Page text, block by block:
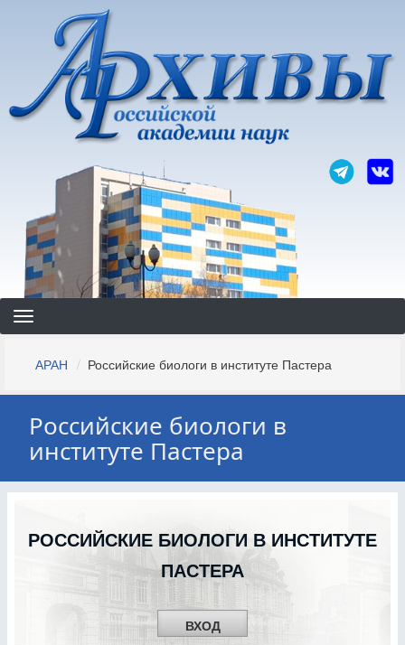
основному
содержанию
Строка
навигации
АРАН Российские биологи в институте Пастера
Российские биологи в
институте Пастера
РОССИЙСКИЕ БИОЛОГИ В ИНСТИТУТЕ
ПАСТЕРА